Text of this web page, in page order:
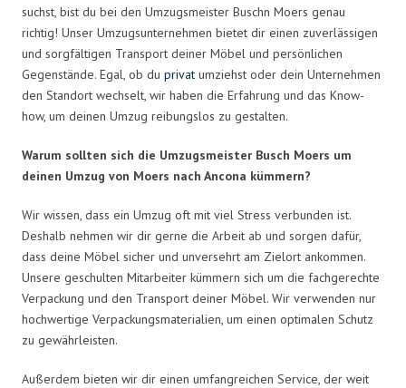
suchst, bist du bei den Umzugsmeister Buschn Moers genau
richtig! Unser Umzugsunternehmen bietet dir einen zuverlässigen
und sorgfältigen Transport deiner Möbel und persönlichen
Gegenstände. Egal, ob du privat umziehst oder dein Unternehmen
den Standort wechselt, wir haben die Erfahrung und das Know-
how, um deinen Umzug reibungslos zu gestalten.
Warum sollten sich die Umzugsmeister Busch Moers um
deinen Umzug von Moers nach Ancona kümmern?
Wir wissen, dass ein Umzug oft mit viel Stress verbunden ist.
Deshalb nehmen wir dir gerne die Arbeit ab und sorgen dafür,
dass deine Möbel sicher und unversehrt am Zielort ankommen.
Unsere geschulten Mitarbeiter kümmern sich um die fachgerechte
Verpackung und den Transport deiner Möbel. Wir verwenden nur
hochwertige Verpackungsmaterialien, um einen optimalen Schutz
zu gewährleisten.
Außerdem bieten wir dir einen umfangreichen Service, der weit